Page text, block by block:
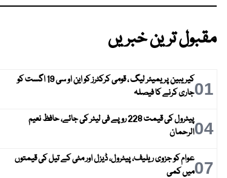
مقبول ترین خبریں
01
کیریبین پریمیئر لیگ ، قومی کرکٹرز کو این او سی 19 اگست کو
جاری کرنے کا فیصلہ
04
پیٹرول کی قیمت 228 روپے فی لیٹر کی جائے، حافظ نعیم
الرحمان
07عوام کو جزوی ریلیف، پیٹرول، ڈیزل اور مٹی کے تیل کی قیمتوں
میں کمی